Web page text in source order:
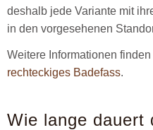
deshalb jede Variante mit
in den vorgesehenen
Weitere Informationen
rechteckiges Badefass.
Wie lange dauert